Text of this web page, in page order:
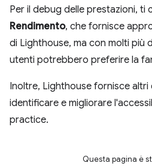
Per il debug delle prestazioni, ti
Rendimento, che fornisce
di Lighthouse, ma con molti più
utenti potrebbero preferire la
Inoltre, Lighthouse fornisce
identificare e migliorare
practice.
Questa pagina è